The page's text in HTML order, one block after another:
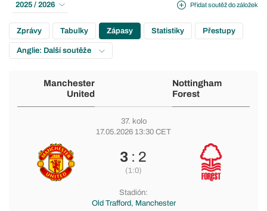
Přidat soutěž do záložek
2025 / 2026
Zprávy Tabulky Zápasy Statistiky Přestupy
Anglie: Další soutěže
Manchester
United
Nottingham
Forest
37. kolo
17.05.2026 13:30 CET
3 : 2
(1:0)
Stadión:
Old Trafford, Manchester